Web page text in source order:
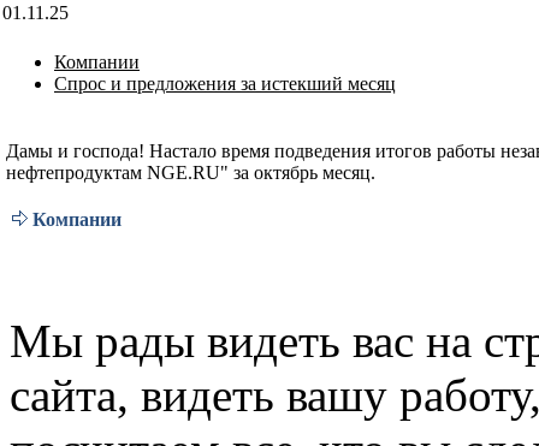
01.11.25
Компании
Спрос и предложения за истекший месяц
Дамы и господа! Настало время подведения итогов работы
нефтепродуктам NGE.RU" за октябрь месяц.
Компании
Мы рады видеть вас на
сайта, видеть вашу